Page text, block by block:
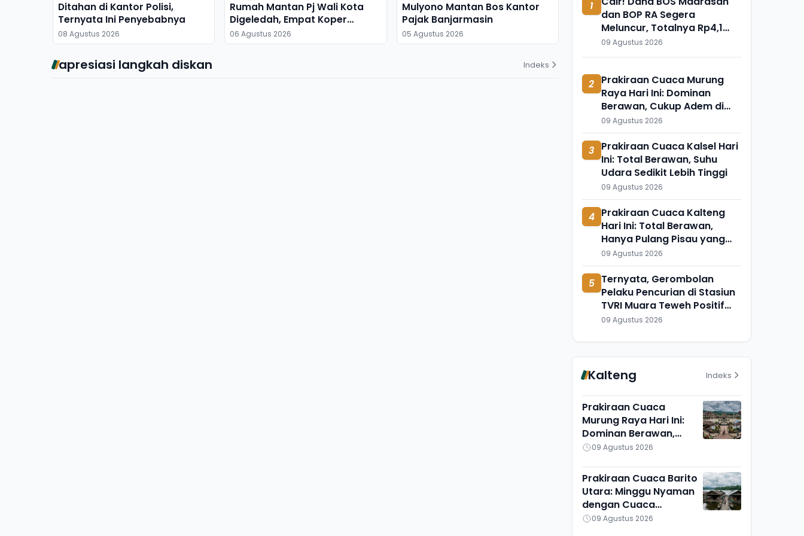
Ditahan di Kantor Polisi,
Ternyata Ini Penyebabnya
08 Agustus 2026
Rumah Mantan Pj Wali Kota
Digeledah, Empat Koper
Dibawa
06 Agustus 2026
Mulyono Mantan Bos Kantor
Pajak Banjarmasin
05 Agustus 2026
Ngaji Cabuli Pelajar Dicokok
Polres Sukabumi di Banten
03 Agustus 2026
apresiasi langkah diskan Indeks
1
dan BOP RA Segera
Meluncur, Totalnya Rp4,1
Triliun
09 Agustus 2026
2 Prakiraan Cuaca Murung
Raya Hari Ini: Dominan
Berawan, Cukup Adem di
Seribu Riam dan Uut Murung
09 Agustus 2026
3 Prakiraan Cuaca Kalsel Hari
Ini: Total Berawan, Suhu
Udara Sedikit Lebih Tinggi
09 Agustus 2026
4 Prakiraan Cuaca Kalteng
Hari Ini: Total Berawan,
Hanya Pulang Pisau yang
Berbeda
09 Agustus 2026
5 Ternyata, Gerombolan
Pelaku Pencurian di Stasiun
TVRI Muara Teweh Positif
Sabu-sabu
09 Agustus 2026
Kalteng Indeks
Prakiraan Cuaca
Murung Raya Hari Ini:
Dominan Berawan,
Cukup Adem di Seribu
09 Agustus 2026
Prakiraan Cuaca Barito
Utara: Minggu Nyaman
dengan Cuaca
Berawan, Montallat
09 Agustus 2026